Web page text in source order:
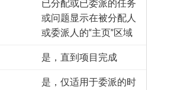
已分配或已委派的任务
或问题显示在被分配人
或委派人的“主页”区域
是，直到项目完成
是，仅适用于委派的时